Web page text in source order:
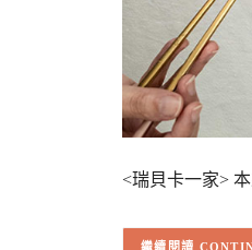
<瑞貝卡一家>